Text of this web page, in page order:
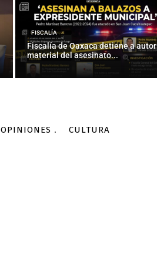
FISCALÍA
Fiscalía de Oaxaca detiene a autor
material del asesinato...
OPINIONES CULTURA